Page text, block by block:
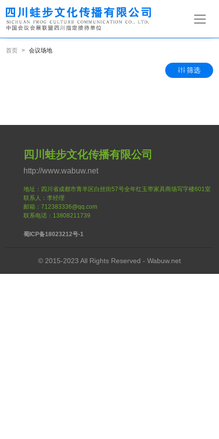
首页 会议场地
筛选
四川蛙步文化传播有限公司
http://www.wabuw.net
地址：四川省成都市青羊区白丝街57号全年红玉带家具商场写字楼601室
联系人：李经理
邮箱：712383336@qq.com
联系电话：13808211739
蜀ICP备18023212号-1
© 2015-2023 All Rights Reserved - Wabuw.net